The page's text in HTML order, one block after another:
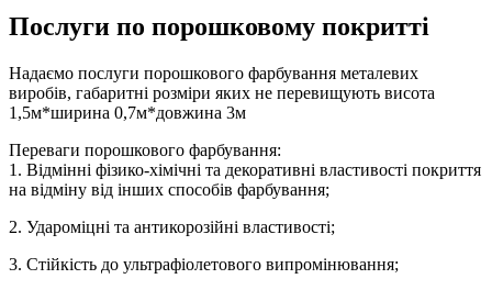
Послуги по порошковому покритті
Надаємо послуги порошкового фарбування металевих
виробів, габаритні розміри яких не перевищують висота
1,5м*ширина 0,7м*довжина 3м
Переваги порошкового фарбування:
1. Відмінні фізико-хімічні та декоративні властивості покриття
на відміну від інших способів фарбування;
2. Удароміцні та антикорозійні властивості;
3. Стійкість до ультрафіолетового випромінювання;